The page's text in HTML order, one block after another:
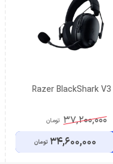
37,200,000 تومان
34,600,000 تومان